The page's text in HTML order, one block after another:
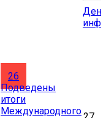
26
Подведены
итоги
Международного